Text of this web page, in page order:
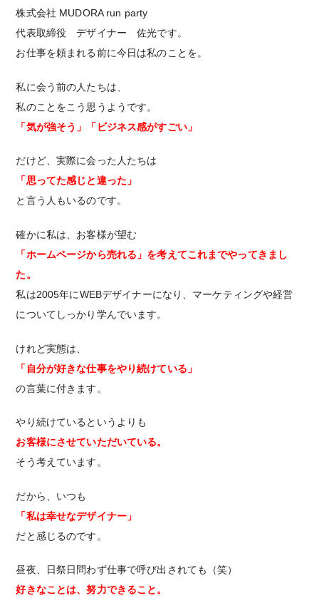
株式会社 MUDORA run party
代表取締役 デザイナー 佐光です。
お仕事を頼まれる前に今日は私のことを。
私に会う前の人たちは、
私のことをこう思うようです。
「気が強そう」「ビジネス感がすごい」
だけど、実際に会った人たちは
「思ってた感じと違った」
と言う人もいるのです。
確かに私は、お客様が望む
「ホームページから売れる」を考えてこれまでやってきまし
た。
私は2005年にWEBデザイナーになり、マーケティングや経営
についてしっかり学んでいます。
けれど実態は、
「自分が好きな仕事をやり続けている」
の言葉に付きます。
やり続けているというよりも
お客様にさせていただいている。
そう考えています。
だから、いつも
「私は幸せなデザイナー」
だと感じるのです。
昼夜、日祭日問わず仕事で呼び出されても（笑）
好きなことは、努力できること。